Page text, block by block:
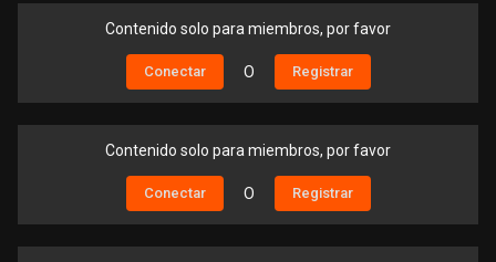
Contenido solo para miembros, por favor
Conectar O Registrar
Contenido solo para miembros, por favor
Conectar O Registrar